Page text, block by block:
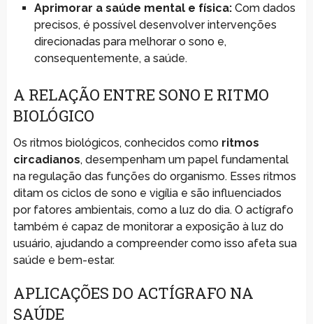
Aprimorar a saúde mental e física:Com dados
precisos, é possível desenvolver intervenções
direcionadas para melhorar o sono e,
consequentemente, a saúde.
A RELAÇÃO ENTRE SONO E RITMO
BIOLÓGICO
Os ritmos biológicos, conhecidos como ritmos
circadianos, desempenham um papel fundamental
na regulação das funções do organismo. Esses ritmos
ditam os ciclos de sono e vigília e são influenciados
por fatores ambientais, como a luz do dia. O actígrafo
também é capaz de monitorar a exposição à luz do
usuário, ajudando a compreender como isso afeta sua
saúde e bem-estar.
APLICAÇÕES DO ACTÍGRAFO NA
SAÚDE